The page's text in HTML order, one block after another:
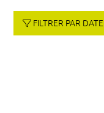
FILTRER PAR DATE